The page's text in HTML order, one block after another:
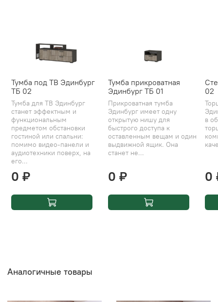
Тумба под ТВ Эдинбург
ТБ 02
Тумба для ТВ Эдинбург
станет эффектным и
функциональным
предметом обстановки
гостиной или спальни:
помимо видео-панели и
аудиотехники поверх, на
его...
0 ₽
Тумба прикроватная
Эдинбург ТБ 01
Прикроватная тумба
Эдинбург имеет одну
открытую нишу для
быстрого доступа к
оставленным вещам и один
выдвижной ящик. Она
станет не...
0 ₽
02
в
0
Аналогичные товары